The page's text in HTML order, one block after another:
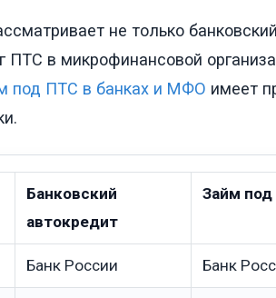
не только
ПТС в микрофинансовой
под ПТС в банках и МФО имеет
Банковский
автокредит
Займ
Банк России Банк